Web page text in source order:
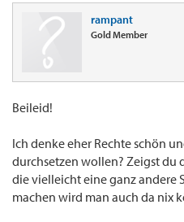
rampant
Gold Member
Beileid!
Ich denke eher Rechte schön
durchsetzen wollen? Zeigst du
die vielleicht eine ganz andere
machen wird man auch da nix